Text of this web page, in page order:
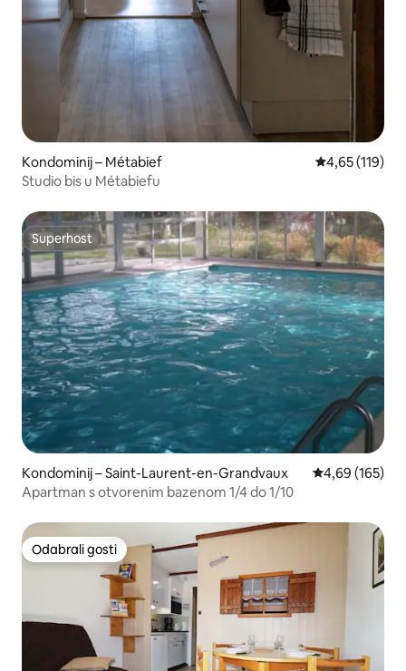
Kondominij – Métabief Prosječna
4,65 (119)
Studio bis u Métabiefu
Superhost
Superhost
Kondominij – Saint-Laurent-en-Grandvaux Prosječna
4,69 (165)
Apartman s otvorenim bazenom 1/4 do 1/10
Odabrali gosti
Odabrali gosti